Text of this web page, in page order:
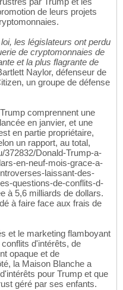
de leurs projets
les législateurs ont perdu
de cryptomonnaies de
et la plus flagrante de
Naylor, défenseur de
un groupe de défense
comprennent une
en janvier, et une
en partie propriétaire,
un rapport, au total,
Donald-Trump-a-
en-neuf-mois-grace-a-
laissant-des-
questions-de-conflits-d-
à 5,6 milliards de dollars.
à faire face aux frais de
et le marketing flamboyant
d'intérêts, de
opaque et de
la Maison Blanche a
pour Trump et que
géré par ses enfants.